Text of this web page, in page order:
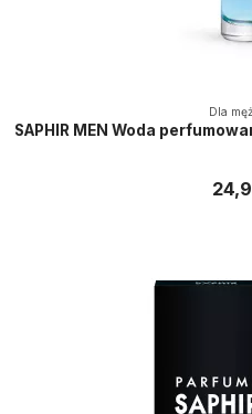
Dla
SAPHIR MEN Woda